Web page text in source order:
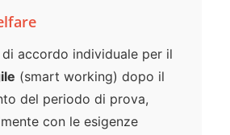
accordo individuale per il
(smart working) dopo il
del periodo di prova,
con le esigenze